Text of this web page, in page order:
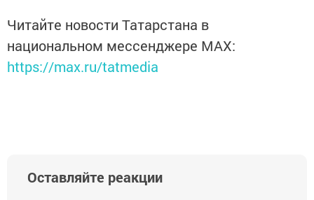
Читайте новости Татарстана в
национальном мессенджере MАХ:
https://max.ru/tatmedia
Оставляйте реакции